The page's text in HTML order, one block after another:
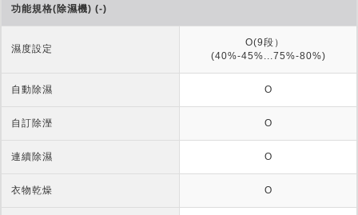
功能規格(除濕機) (-)
濕度設定
O(9段）
(40%-45%...75%-80%)
自動除濕 O
自訂除溼 O
連續除濕 O
衣物乾燥 O